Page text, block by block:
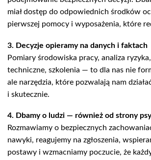
miał dostęp do odpowiednich środków
pierwszej pomocy i wyposażenia, które
3. Decyzje opieramy na danych i faktach
Pomiary środowiska pracy, analiza
techniczne, szkolenia — to dla nas nie
ale narzędzia, które pozwalają nam
i skutecznie.
4. Dbamy o ludzi — również od strony
Rozmawiamy o bezpiecznych
nawyki, reagujemy na zgłoszenia,
postawy i wzmacniamy poczucie, że